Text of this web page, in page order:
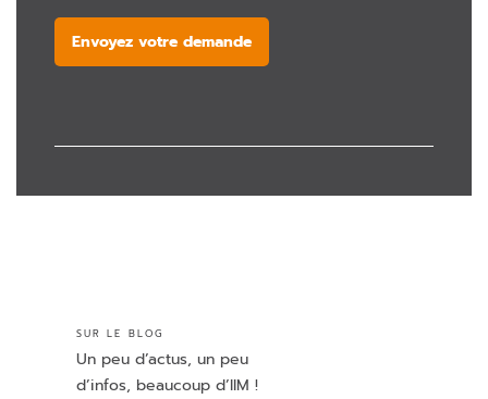
Envoyez votre demande
SUR LE BLOG
Un peu d’actus, un peu
d’infos, beaucoup d’IIM !